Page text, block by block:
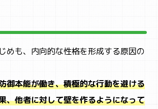
子育て
めも、内向的な性格を形成する原因の
御本能が働き、積極的な行動を避ける
、他者に対して壁を作るようになって